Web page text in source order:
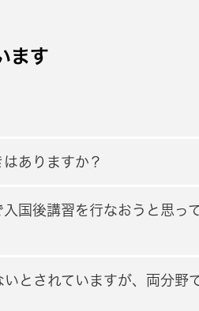
ます
ありますか？
国後講習を行なおうと思っ
とされていますが、両分野